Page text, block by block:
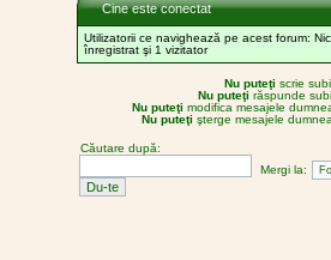
Cine este conectat
Utilizatorii ce navighează pe acest forum:
înregistrat şi 1 vizitator
Nu puteţi scrie
Nu puteţi răspunde
Nu puteţi modifica mesajele
Nu puteţi şterge mesajele
Căutare după:
Mergi la: